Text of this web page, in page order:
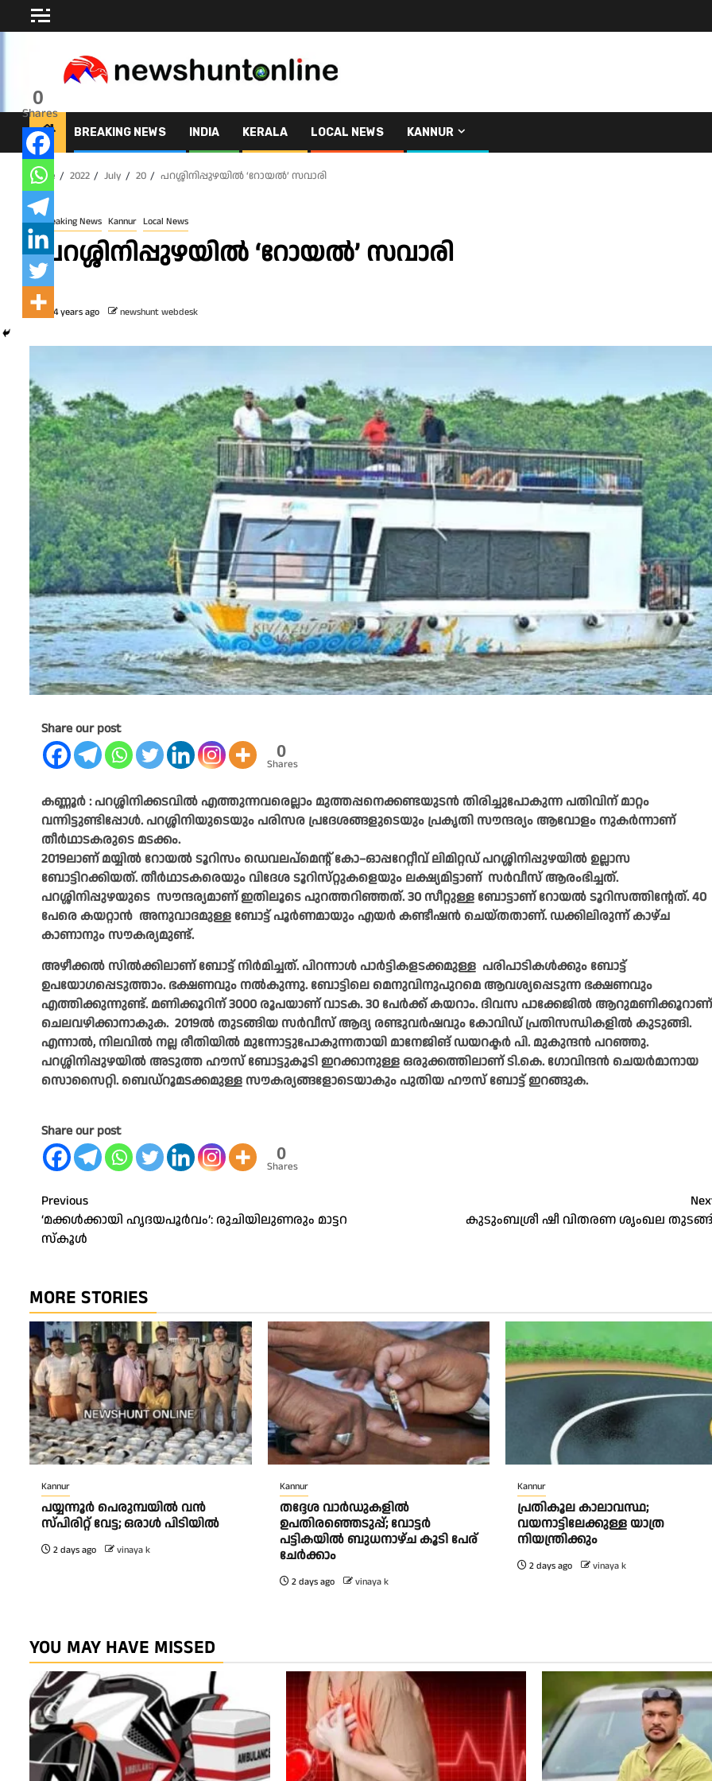
to
BREAKING NEWS INDIA KERALA LOCAL NEWS KANNUR
Home 2022 July 20 പറശ്ശിനിപ്പുഴയിൽ ‘റോയൽ’ സവാരി
Breaking News Kannur Local News
പറശ്ശിനിപ്പുഴയിൽ ‘റോയൽ’ സവാരി
4 years ago newshunt webdesk
Share our post
0
Shares
കണ്ണൂർ : പറശ്ശിനിക്കടവിൽ എത്തുന്നവരെല്ലാം മുത്തപ്പനെക്കണ്ടയുടൻ തിരിച്ചുപോകുന്ന പതിവിന്‌ മാറ്റം
വന്നിട്ടുണ്ടിപ്പോൾ. പറശ്ശിനിയുടെയും പരിസര പ്രദേശങ്ങളുടെയും പ്രകൃതി സൗന്ദര്യം ആവോളം നുകർന്നാണ്‌
തീർഥാടകരുടെ മടക്കം.
2019ലാണ്‌ മയ്യിൽ റോയൽ ടൂറിസം ഡെവലപ്‌മെന്റ്‌ കോ–ഓപ്പറേറ്റീവ്‌ ലിമിറ്റഡ്‌ പറശ്ശിനിപ്പുഴയിൽ ഉല്ലാസ
ബോട്ടിറക്കിയത്‌. തീർഥാടകരെയും വിദേശ ടൂറിസ്‌റ്റുകളെയും ലക്ഷ്യമിട്ടാണ്‌ സർവീസ്‌ ആരംഭിച്ചത്‌.
പറശ്ശിനിപ്പുഴയുടെ സൗന്ദര്യമാണ്‌ ഇതിലൂടെ പുറത്തറിഞ്ഞത്‌. 30 സീറ്റുള്ള ബോട്ടാണ്‌ റോയൽ ടൂറിസത്തിന്റേത്‌. 40
പേരെ കയറ്റാൻ അനുവാദമുള്ള ബോട്ട്‌ പൂർണമായും എയർ കണ്ടീഷൻ ചെയ്‌തതാണ്‌. ഡക്കിലിരുന്ന്‌ കാഴ്‌ച
കാണാനും സൗകര്യമുണ്ട്‌.
അഴീക്കൽ സിൽക്കിലാണ്‌ ബോട്ട്‌ നിർമിച്ചത്‌. പിറന്നാൾ പാർട്ടികളടക്കമുള്ള പരിപാടികൾക്കും ബോട്ട്‌
ഉപയോഗപ്പെടുത്താം. ഭക്ഷണവും നൽകുന്നു. ബോട്ടിലെ മെനുവിനുപുറമെ ആവശ്യപ്പെടുന്ന ഭക്ഷണവും
എത്തിക്കുന്നുണ്ട്‌. മണിക്കൂറിന്‌ 3000 രൂപയാണ്‌ വാടക. 30 പേർക്ക്‌ കയറാം. ദിവസ പാക്കേജിൽ ആറുമണിക്കൂറാണ്‌
ചെലവഴിക്കാനാകുക. 2019ൽ തുടങ്ങിയ സർവീസ്‌ ആദ്യ രണ്ടുവർഷവും കോവിഡ്‌ പ്രതിസന്ധികളിൽ കുടുങ്ങി.
എന്നാൽ, നിലവിൽ നല്ല രീതിയിൽ മുന്നോട്ടുപോകുന്നതായി മാനേജിങ്‌ ഡയറക്ടർ പി. മുകുന്ദൻ പറഞ്ഞു.
പറശ്ശിനിപ്പുഴയിൽ അടുത്ത ഹൗസ്‌ ബോട്ടുകൂടി ഇറക്കാനുള്ള ഒരുക്കത്തിലാണ്‌ ടി.കെ. ഗോവിന്ദൻ ചെയർമാനായ
സൊസൈറ്റി. ബെഡ്‌റൂമടക്കമുള്ള സൗകര്യങ്ങളോടെയാകും പുതിയ ഹൗസ്‌ ബോട്ട്‌ ഇറങ്ങുക.
Share our post
0
Shares
0
Shares
Post
navigation
Previous
‘മക്കൾക്കായി ഹൃദയപൂർവം’: രുചിയിലുണരും മാട്ടറ
സ്‌കൂൾ
കുടുംബശ്രീ ഷീ വിതരണ ശൃംഖല
MORE STORIES
Kannur
പയ്യന്നൂർ പെരുമ്പയിൽ വൻ
സ്‌പിരിറ്റ് വേട്ട; ഒരാൾ പിടിയിൽ
2 days ago vinaya k
Kannur
തദ്ദേശ വാർഡുകളിൽ
ഉപതിരഞ്ഞെടുപ്പ്; വോട്ടർ
പട്ടികയിൽ ബുധനാഴ്ച കൂടി പേര്
ചേർക്കാം
2 days ago vinaya k
Kannur
പ്രതികൂല കാലാവസ്ഥ;
വയനാട്ടിലേക്കുള്ള യാത്ര
നിയന്ത്രിക്കും
2 days ago vinaya k
YOU MAY HAVE MISSED